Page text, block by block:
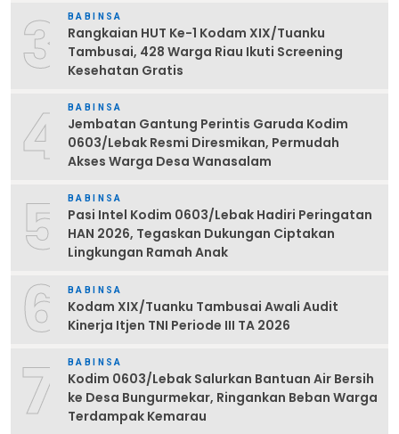
3 BABINSA
Rangkaian HUT Ke-1 Kodam XIX/Tuanku
Tambusai, 428 Warga Riau Ikuti Screening
Kesehatan Gratis
4 BABINSA
Jembatan Gantung Perintis Garuda Kodim
0603/Lebak Resmi Diresmikan, Permudah
Akses Warga Desa Wanasalam
5 BABINSA
Pasi Intel Kodim 0603/Lebak Hadiri Peringatan
HAN 2026, Tegaskan Dukungan Ciptakan
Lingkungan Ramah Anak
6 BABINSA
Kodam XIX/Tuanku Tambusai Awali Audit
Kinerja Itjen TNI Periode III TA 2026
7 BABINSA
Kodim 0603/Lebak Salurkan Bantuan Air Bersih
ke Desa Bungurmekar, Ringankan Beban Warga
Terdampak Kemarau